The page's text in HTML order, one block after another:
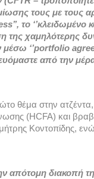
τους με τους
το
της χαμηλότερης
‘’portfolio
από την
θέμα στην
(HCFA) και
Κοντοπίδης,
απότομη διακοπή